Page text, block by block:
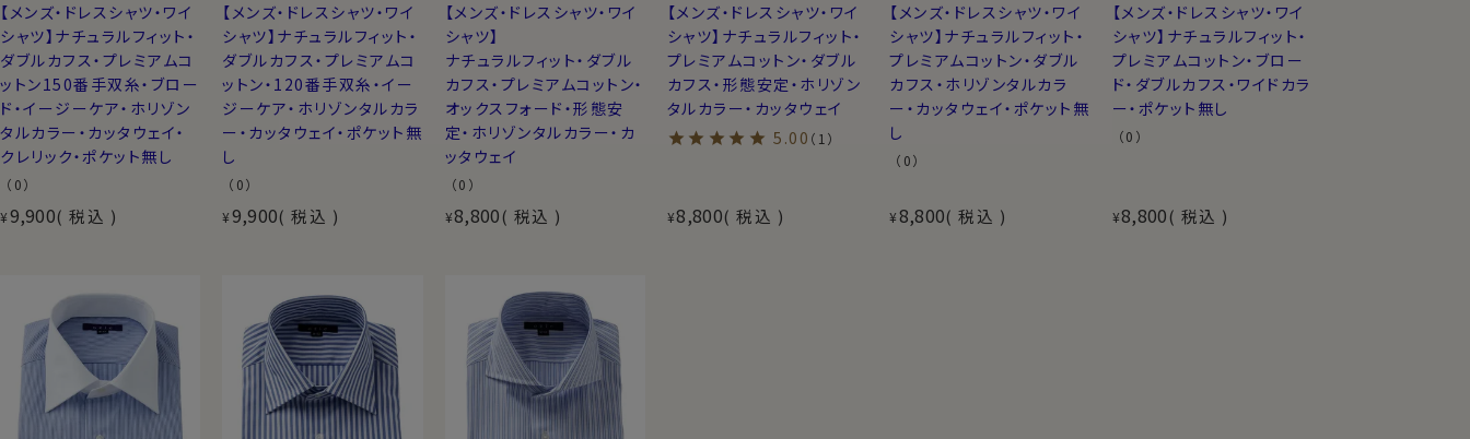
【メンズ・ドレスシャツ・ワイ
シャツ】ナチュラルフィット・
ダブルカフス・プレミアムコ
ットン150番手双糸・ブロー
ド・イージーケア・ホリゾン
タルカラー・カッタウェイ・
クレリック・ポケット無し
（0）
¥9,900 税込
【メンズ・ドレスシャツ・ワイ
シャツ】ナチュラルフィット・
ダブルカフス・プレミアムコ
ットン・120番手双糸・イー
ジーケア・ホリゾンタルカラ
ー・カッタウェイ・ポケット無
し
（0）
¥9,900 税込
【メンズ・ドレスシャツ・ワイ
シャツ】
ナチュラルフィット・ダブル
カフス・プレミアムコットン・
オックスフォード・形態安
定・ホリゾンタルカラー・カ
ッタウェイ
（0）
¥8,800 税込
【メンズ・ドレスシャツ・ワイ
シャツ】ナチュラルフィット・
プレミアムコットン・ダブル
カフス・形態安定・ホリゾン
タルカラー・カッタウェイ
5.00 （1）
¥8,800 税込
【メンズ・ドレスシャツ・ワイ
シャツ】ナチュラルフィット・
プレミアムコットン・ダブル
カフス・ホリゾンタルカラ
ー・カッタウェイ・ポケット無
し
（0）
¥8,800 税込
【メンズ・ドレスシャツ・ワイ
シャツ】ナチュラルフィット・
プレミアムコットン・ブロー
ド・ダブルカフス・ワイドカラ
ー・ポケット無し
（0）
¥8,800 税込